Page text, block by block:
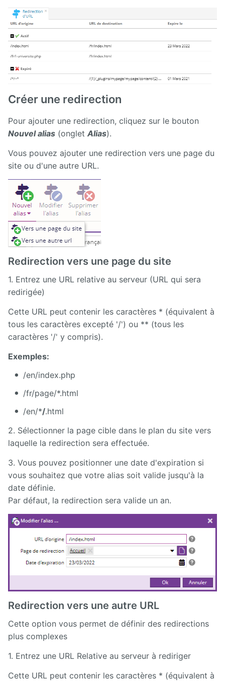
Créer une redirection
Pour ajouter une redirection, cliquez sur le bouton
Nouvel alias (onglet Alias).
Vous pouvez ajouter une redirection vers une page du
site ou d'une autre URL.
Redirection vers une page du site
1. Entrez une URL relative au serveur (URL qui sera
redirigée)
Cette URL peut contenir les caractères * (équivalent à
tous les caractères excepté '/') ou ** (tous les
caractères '/' y compris).
Exemples:
/en/index.php
/fr/page/*.html
/en/*/.html
2. Sélectionner la page cible dans le plan du site vers
laquelle la redirection sera effectuée.
3. Vous pouvez positionner une date d'expiration si
vous souhaitez que votre alias soit valide jusqu'à la
date définie.
Par défaut, la redirection sera valide un an.
Redirection vers une autre URL
Cette option vous permet de définir des redirections
plus complexes
1. Entrez une URL Relative au serveur à rediriger
Cette URL peut contenir les caractères * (équivalent à